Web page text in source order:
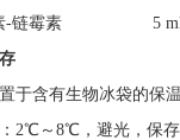
素-链霉素 5
于含有生物冰袋的保
2℃～8℃，避光，保